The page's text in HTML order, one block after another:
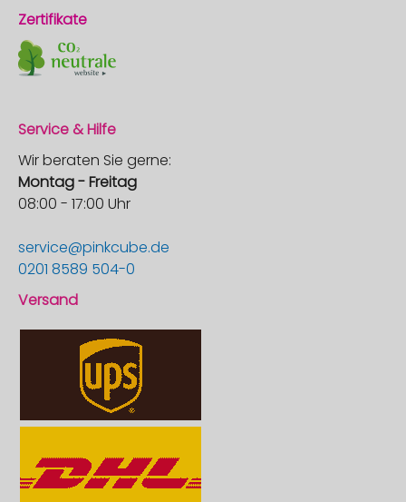
Zertifikate
Service & Hilfe
Wir beraten Sie gerne:
Montag - Freitag
08:00 - 17:00 Uhr
service@pinkcube.de
0201 8589 504-0
Versand